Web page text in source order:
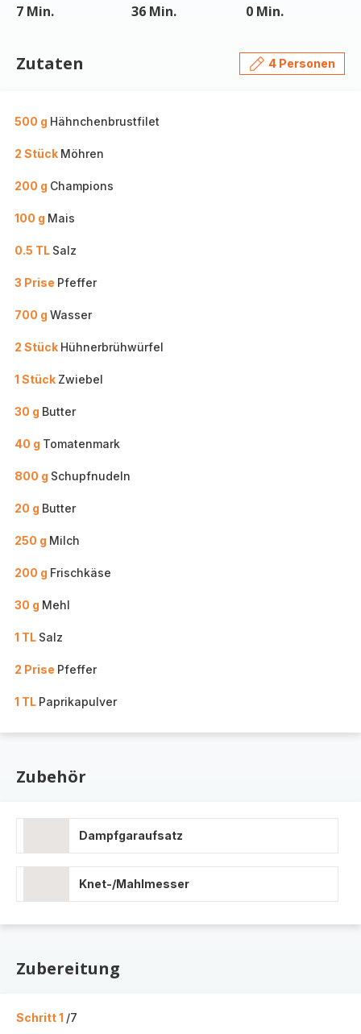
7 Min. 36 Min. 0 Min.
Zutaten 4 Personen
500 g Hähnchenbrustfilet
2 Stück Möhren
200 g Champions
100 g Mais
0.5 TL Salz
3 Prise Pfeffer
700 g Wasser
2 Stück Hühnerbrühwürfel
1 Stück Zwiebel
30 g Butter
40 g Tomatenmark
800 g Schupfnudeln
20 g Butter
250 g Milch
200 g Frischkäse
30 g Mehl
1 TL Salz
2 Prise Pfeffer
1 TL Paprikapulver
Zubehör
Dampfgaraufsatz
Knet-/Mahlmesser
Zubereitung
Schritt 1 /7